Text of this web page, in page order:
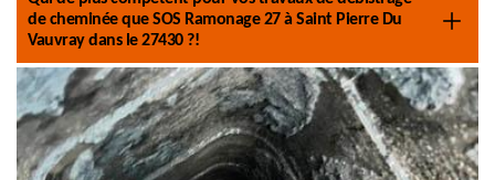
de cheminée que SOS Ramonage 27 à Saint Pierre Du
Vauvray dans le 27430 ?!